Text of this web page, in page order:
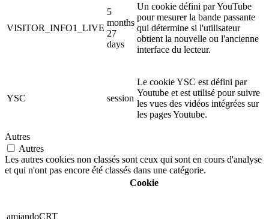
VISITOR_INFO1_LIVE
5
months
27
days
Un cookie défini par YouTube
pour mesurer la bande passante
qui détermine si l'utilisateur
obtient la nouvelle ou l'ancienne
interface du lecteur.
YSC session
Le cookie YSC est défini par
Youtube et est utilisé pour suivre
les vues des vidéos intégrées sur
les pages Youtube.
Autres
Autres
Les autres cookies non classés sont ceux qui sont en cours d'analyse
et qui n'ont pas encore été classés dans une catégorie.
Cookie
amiandoCRT